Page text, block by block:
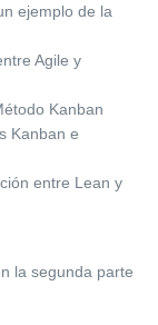
ejemplo de la
Agile y
Kanban
Kanban e
entre Lean y
la segunda parte